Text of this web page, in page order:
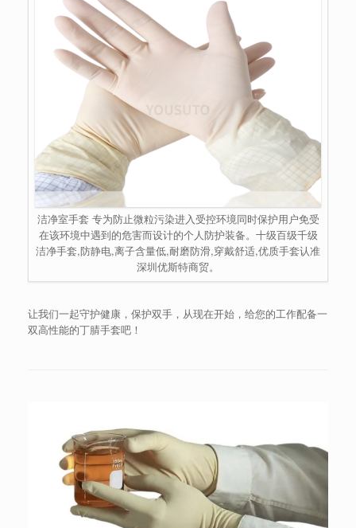
洁净室手套 专为防止微粒污染进入受控环境同时保护用户免受
在该环境中遇到的危害而设计的个人防护装备。十级百级千级
洁净手套,防静电,离子含量低,耐磨防滑,穿戴舒适,优质手套认准
深圳优斯特商贸。
让我们一起守护健康，保护双手，从现在开始，给您的工作配备一
双高性能的丁腈手套吧！